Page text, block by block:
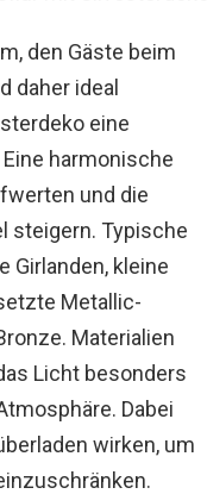
den Gäste beim
daher ideal
eine
harmonische
und die
steigern. Typische
Girlanden, kleine
Metallic-
Materialien
Licht besonders
Dabei
wirken, um